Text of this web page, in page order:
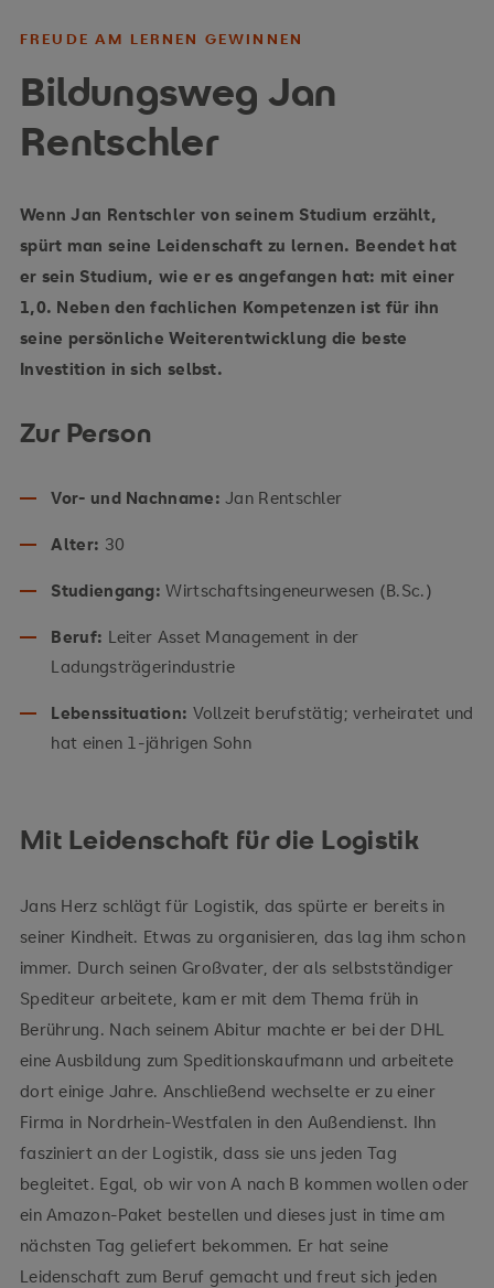
FREUDE AM LERNEN GEWINNEN
Bildungsweg Jan
Rentschler
Wenn Jan Rentschler von seinem Studium erzählt,
spürt man seine Leidenschaft zu lernen. Beendet hat
er sein Studium, wie er es angefangen hat: mit einer
1,0. Neben den fachlichen Kompetenzen ist für ihn
seine persönliche Weiterentwicklung die beste
Investition in sich selbst.
Zur Person
Vor- und Nachname: Jan Rentschler
Alter: 30
Studiengang: Wirtschaftsingeneurwesen (B.Sc.)
Beruf: Leiter Asset Management in der
Ladungsträgerindustrie
Lebenssituation: Vollzeit berufstätig; verheiratet und
hat einen 1-jährigen Sohn
Mit Leidenschaft für die Logistik
Jans Herz schlägt für Logistik, das spürte er bereits in
seiner Kindheit. Etwas zu organisieren, das lag ihm schon
immer. Durch seinen Großvater, der als selbstständiger
Spediteur arbeitete, kam er mit dem Thema früh in
Berührung. Nach seinem Abitur machte er bei der DHL
eine Ausbildung zum Speditionskaufmann und arbeitete
dort einige Jahre. Anschließend wechselte er zu einer
Firma in Nordrhein-Westfalen in den Außendienst. Ihn
fasziniert an der Logistik, dass sie uns jeden Tag
begleitet. Egal, ob wir von A nach B kommen wollen oder
ein Amazon-Paket bestellen und dieses just in time am
nächsten Tag geliefert bekommen. Er hat seine
Leidenschaft zum Beruf gemacht und freut sich jeden